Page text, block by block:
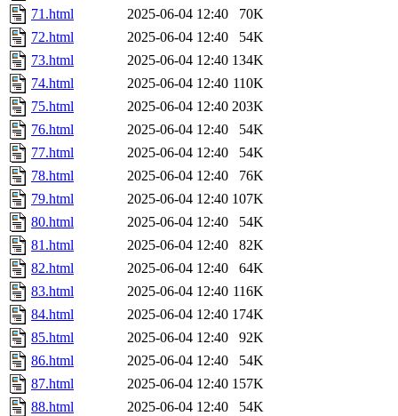
71.html
2025-06-04 12:40
70K
72.html
2025-06-04 12:40
54K
73.html
2025-06-04 12:40 134K
74.html
2025-06-04 12:40 110K
75.html
2025-06-04 12:40 203K
76.html
2025-06-04 12:40
54K
77.html
2025-06-04 12:40
54K
78.html
2025-06-04 12:40
76K
79.html
2025-06-04 12:40 107K
80.html
2025-06-04 12:40
54K
81.html
2025-06-04 12:40
82K
82.html
2025-06-04 12:40
64K
83.html
2025-06-04 12:40 116K
84.html
2025-06-04 12:40 174K
85.html
2025-06-04 12:40
92K
86.html
2025-06-04 12:40
54K
87.html
2025-06-04 12:40 157K
88.html
2025-06-04 12:40
54K